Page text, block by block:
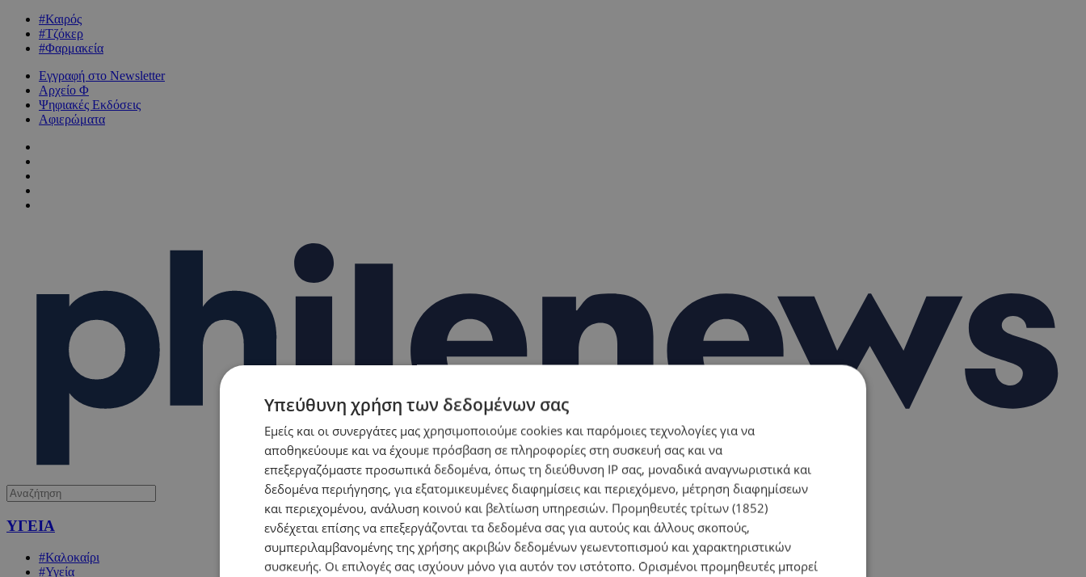
#Καιρός
#Τζόκερ
#Φαρμακεία
Εγγραφή στο Newsletter
Αρχείο Φ
Ψηφιακές Εκδόσεις
Αφιερώματα
ΥΓΕΙΑ
#Καλοκαίρι
#Υγεία
Υπεύθυνη χρήση των δεδομένων σας
Εμείς και οι συνεργάτες μας χρησιμοποιούμε cookies και παρόμοιες τεχνολογίες για να
αποθηκεύουμε και να έχουμε πρόσβαση σε πληροφορίες στη συσκευή σας και να
επεξεργαζόμαστε προσωπικά δεδομένα, όπως τη διεύθυνση IP σας, μοναδικά αναγνωριστικά και
δεδομένα περιήγησης, για εξατομικευμένες διαφημίσεις και περιεχόμενο, μέτρηση διαφημίσεων
και περιεχομένου, ανάλυση κοινού και βελτίωση υπηρεσιών. Προμηθευτές τρίτων (1852)
ενδέχεται επίσης να επεξεργάζονται τα δεδομένα σας για αυτούς και άλλους σκοπούς,
συμπεριλαμβανομένης της χρήσης ακριβών δεδομένων γεωεντοπισμού και χαρακτηριστικών
συσκευής. Οι επιλογές σας ισχύουν μόνο για αυτόν τον ιστότοπο. Ορισμένοι προμηθευτές μπορεί